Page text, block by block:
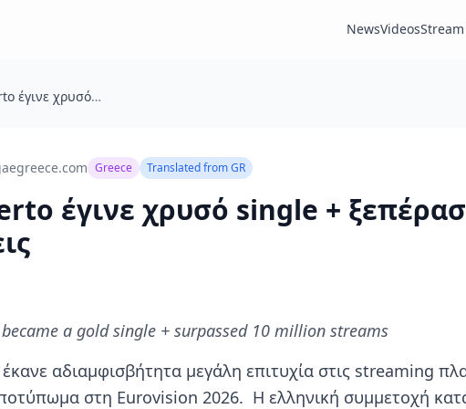
NewsVideos
Akylas: Το Ferto έγινε χρυσό single + ξεπέρασε τα 10 εκ. ακροάσεις
Greece Translated fromGR
έγινε χρυσό single +
a gold single + surpassed 10 million streams
αδιαμφισβήτητα μεγάλη επιτυχία στις streaming
στη Eurovision 2026. Η ελληνική συμμετοχή